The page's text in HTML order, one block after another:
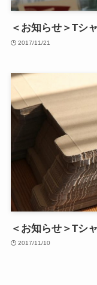
＜お知らせ＞Tシ
2017/11/21
＜お知らせ＞Tシ
2017/11/10